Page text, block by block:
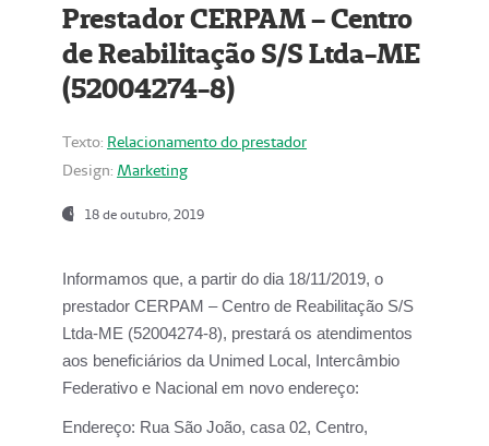
Prestador CERPAM – Centro
de Reabilitação S/S Ltda-ME
(52004274-8)
Texto: Relacionamento do prestador
Design: Marketing
18 de outubro, 2019
Informamos que, a partir do dia 18/11/2019, o
prestador CERPAM – Centro de Reabilitação S/S
Ltda-ME (52004274-8), prestará os atendimentos
aos beneficiários da Unimed Local, Intercâmbio
Federativo e Nacional em novo endereço:
Endereço: Rua São João, casa 02, Centro,